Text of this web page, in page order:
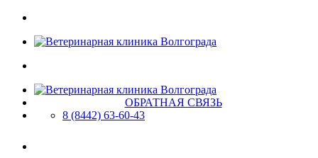
ОБРАТНАЯ СВЯЗЬ
8 (8442) 63-60-43